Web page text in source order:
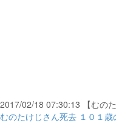
2017/02/18 07:30:13 【むのた
むのたけじさん死去 １０１